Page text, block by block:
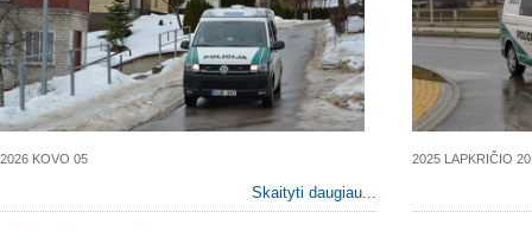
2026 KOVO 05
Skaityti daugiau...
2025 LAPKRIČIO 20